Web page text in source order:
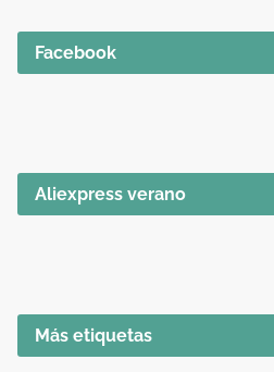
Facebook
Aliexpress verano
Más etiquetas